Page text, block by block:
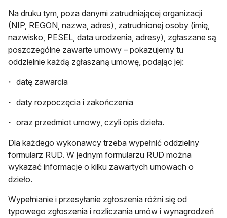
Na druku tym, poza danymi zatrudniającej organizacji
(NIP, REGON, nazwa, adres), zatrudnionej osoby (imię,
nazwisko, PESEL, data urodzenia, adresy), zgłaszane są
poszczególne zawarte umowy – pokazujemy tu
oddzielnie każdą zgłaszaną umowę, podając jej:
datę zawarcia
daty rozpoczęcia i zakończenia
oraz przedmiot umowy, czyli opis dzieła.
Dla każdego wykonawcy trzeba wypełnić oddzielny
formularz RUD. W jednym formularzu RUD można
wykazać informacje o kilku zawartych umowach o
dzieło.
Wypełnianie i przesyłanie zgłoszenia różni się od
typowego zgłoszenia i rozliczania umów i wynagrodzeń